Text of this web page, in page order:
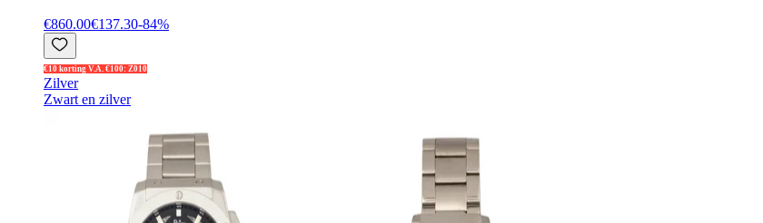
€860.00€137.30-84%
€10 korting V.A. €100: Z010
Zilver
Zwart en zilver